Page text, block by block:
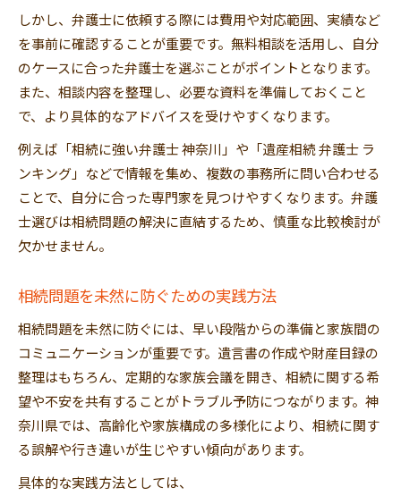
しかし、弁護士に依頼する際には費用や対応範囲、実績など
を事前に確認することが重要です。無料相談を活用し、自分
のケースに合った弁護士を選ぶことがポイントとなります。
また、相談内容を整理し、必要な資料を準備しておくこと
で、より具体的なアドバイスを受けやすくなります。
例えば「相続に強い弁護士 神奈川」や「遺産相続 弁護士 ラ
ンキング」などで情報を集め、複数の事務所に問い合わせる
ことで、自分に合った専門家を見つけやすくなります。弁護
士選びは相続問題の解決に直結するため、慎重な比較検討が
欠かせません。
相続問題を未然に防ぐための実践方法
相続問題を未然に防ぐには、早い段階からの準備と家族間の
コミュニケーションが重要です。遺言書の作成や財産目録の
整理はもちろん、定期的な家族会議を開き、相続に関する希
望や不安を共有することがトラブル予防につながります。神
奈川県では、高齢化や家族構成の多様化により、相続に関す
る誤解や行き違いが生じやすい傾向があります。
具体的な実践方法としては、